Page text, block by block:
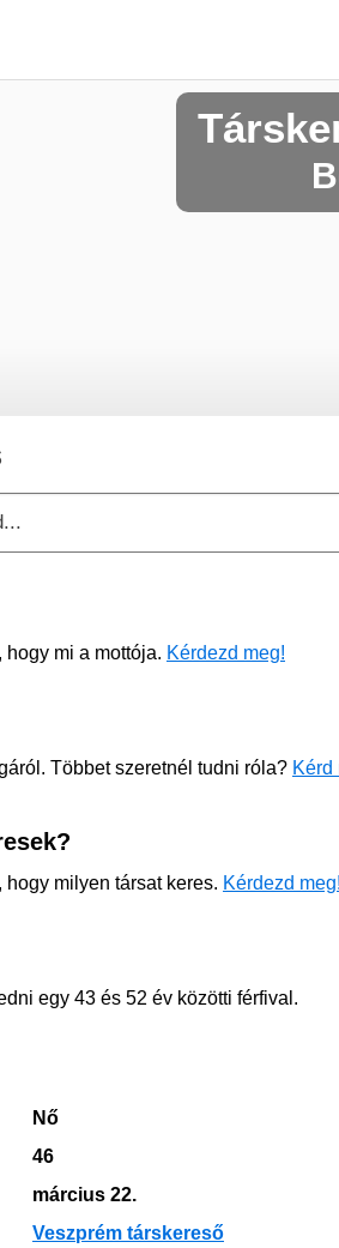
hogy mi a mottója. Kérdezd meg!
Többet szeretnél tudni róla? Kérd
hogy milyen társat keres. Kérdezd meg!
egy 43 és 52 év közötti férfival.
Nő
46
március 22.
Veszprém társkereső